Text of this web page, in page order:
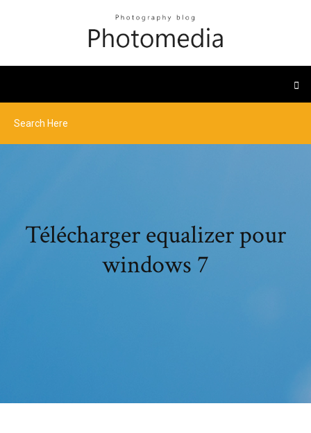
Télécharger equalizer pour
windows 7